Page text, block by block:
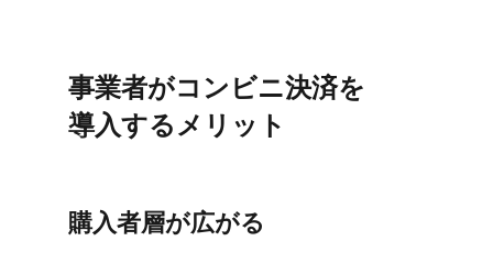
事業者が​コンビニ決済を​​
導入する​​メリット
購入者層が​広がる